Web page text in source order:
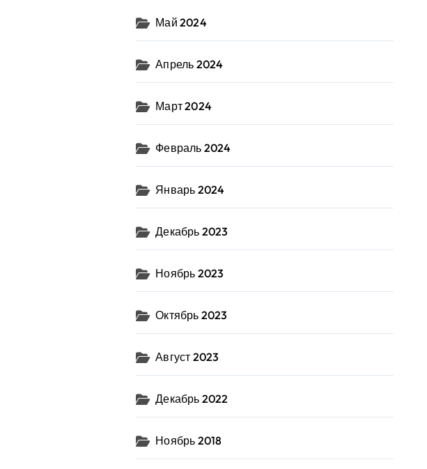
Май 2024
Апрель 2024
Март 2024
Февраль 2024
Январь 2024
Декабрь 2023
Ноябрь 2023
Октябрь 2023
Август 2023
Декабрь 2022
Ноябрь 2018